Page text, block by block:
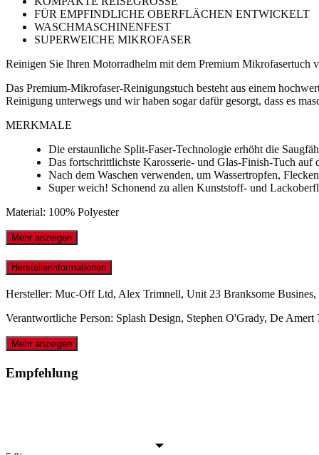
FÜR EMPFINDLICHE OBERFLÄCHEN ENTWICKELT
WASCHMASCHINENFEST
SUPERWEICHE MIKROFASER
Reinigen Sie Ihren Motorradhelm mit dem Premium Mikrofasertuch
Das Premium-Mikrofaser-Reinigungstuch besteht aus einem
Reinigung unterwegs und wir haben sogar dafür gesorgt, dass es
MERKMALE
Die erstaunliche Split-Faser-Technologie erhöht die
Das fortschrittlichste Karosserie- und Glas-Finish-Tuch auf
Nach dem Waschen verwenden, um Wassertropfen,
Super weich! Schonend zu allen Kunststoff- und
Material: 100% Polyester
Mehr anzeigen
Herstellerinformationen
Hersteller: Muc-Off Ltd, Alex Trimnell, Unit 23 Branksome
Verantwortliche Person: Splash Design, Stephen O'Grady, De
Mehr anzeigen
Empfehlung